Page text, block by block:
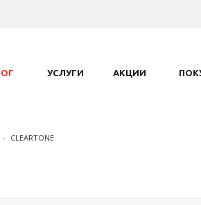
УСЛУГИ АКЦИИ
- CLEARTONE